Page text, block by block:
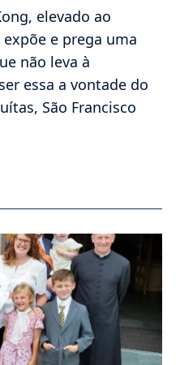
elevado ao
e prega uma
não leva à
essa a vontade do
São Francisco